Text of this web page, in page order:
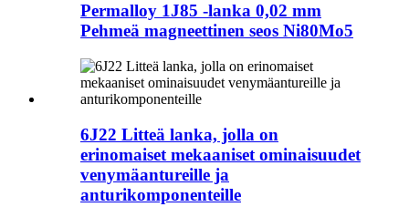
Permalloy 1J85 -lanka 0,02 mm
Pehmeä magneettinen seos Ni80Mo5
6J22 Litteä lanka, jolla on
erinomaiset mekaaniset ominaisuudet
venymäantureille ja
anturikomponenteille